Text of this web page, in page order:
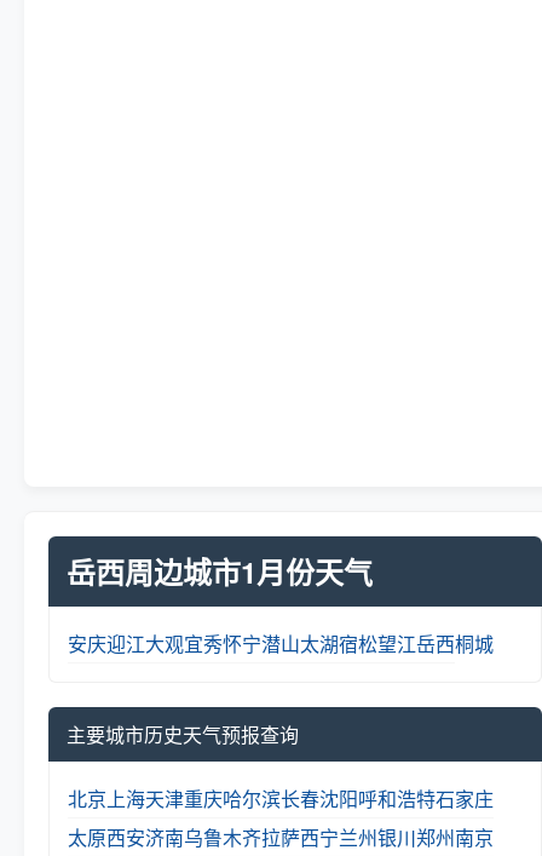
岳西周边城市1月份天气
安庆迎江大观宜秀怀宁潜山太湖宿松望江岳西桐城
主要城市历史天气预报查询
北京 上海天津重庆哈尔滨长春沈阳呼和浩特石家庄
太原西安济南乌鲁木齐拉萨西宁兰州银川郑州南京